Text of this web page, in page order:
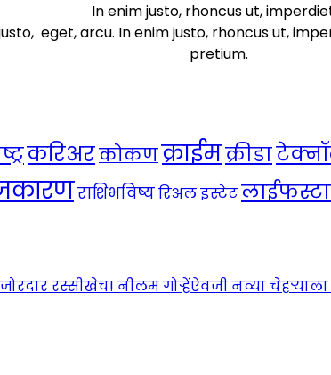
In enim justo, rhoncus ut,
eget, arcu. In enim justo, rhoncus ut,
pretium.
करिअरकोकणक्राईमक्रीडा
राशिभविष्यरिअल इस्टेट